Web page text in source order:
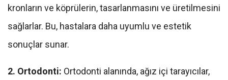
kronların ve köprülerin, tasarlanmasını ve üretilmesini
sağlarlar. Bu, hastalara daha uyumlu ve estetik
sonuçlar sunar.
2. Ortodonti: Ortodonti alanında, ağız içi tarayıcılar,